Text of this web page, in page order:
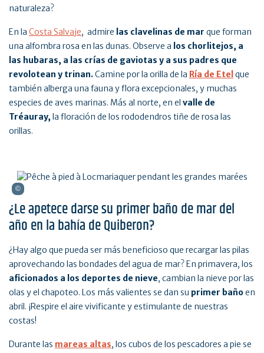
naturaleza?
En la Costa Salvaje, admire las clavelinas de mar que forman
una alfombra rosa en las dunas. Observe a los chorlitejos, a
las hubaras, a las crías de gaviotas y a sus padres que
revolotean y trinan.Camine por la orilla de la Ría de Etel que
también alberga una fauna y flora excepcionales, y muchas
especies de aves marinas. Más al norte, en el valle de
Tréauray, la floración de los rododendros tiñe de rosa las
orillas.
¿Le apetece darse su primer baño de mar del
año en la bahía de Quiberon?
¿Hay algo que pueda ser más beneficioso que recargar las pilas
aprovechando las bondades del agua de mar? En primavera, los
aficionados a los deportes de nieve, cambian la nieve por las
olas y el chapoteo. Los más valientes se dan su primer bañoen
abril. ¡Respire el aire vivificante y estimulante de nuestras
costas!
Durante las mareas altas, los cubos de los pescadores a pie se